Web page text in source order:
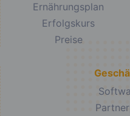
Ernährungsplan
Erfolgskurs
Preise